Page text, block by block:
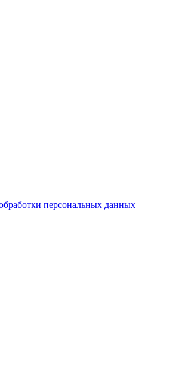
персональных данных